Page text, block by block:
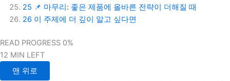
25 📌 마무리: 좋은 제품에 올바른 전략이 더해질 때
26 이 주제에 더 깊이 알고 싶다면
READ PROGRESS 0%
12 MIN LEFT
맨 위로